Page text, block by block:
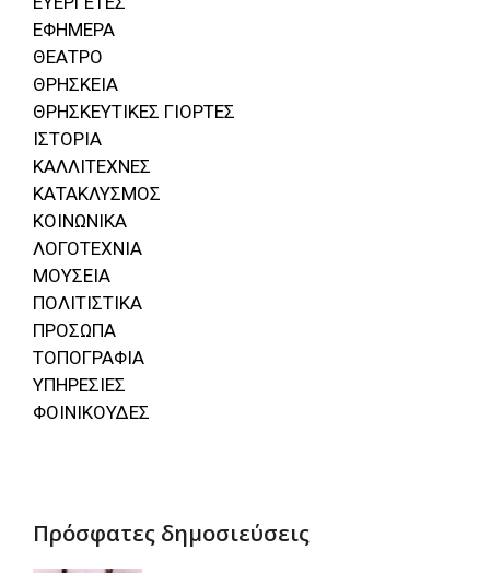
ΕΦΗΜΕΡΑ
ΘΕΑΤΡΟ
ΘΡΗΣΚΕΙΑ
ΘΡΗΣΚΕΥΤΙΚΕΣ ΓΙΟΡΤΕΣ
ΙΣΤΟΡΙΑ
ΚΑΛΛΙΤΕΧΝΕΣ
ΚΑΤΑΚΛΥΣΜΟΣ
ΚΟΙΝΩΝΙΚΑ
ΛΟΓΟΤΕΧΝΙΑ
ΜΟΥΣΕΙΑ
ΠΟΛΙΤΙΣΤΙΚΑ
ΠΡΟΣΩΠΑ
ΤΟΠΟΓΡΑΦΙΑ
ΥΠΗΡΕΣΙΕΣ
ΦΟΙΝΙΚΟΥΔΕΣ
Πρόσφατες δημοσιεύσεις